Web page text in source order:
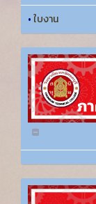
•ใบงาน